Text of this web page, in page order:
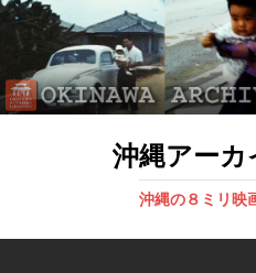
沖縄アー
沖縄の８ミリ映